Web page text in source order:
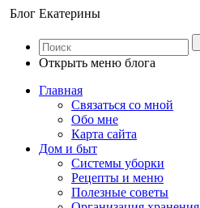
Блог Екатерины
Открыть меню блога
Главная
Связаться со мной
Обо мне
Карта сайта
Дом и быт
Системы уборки
Рецепты и меню
Полезные советы